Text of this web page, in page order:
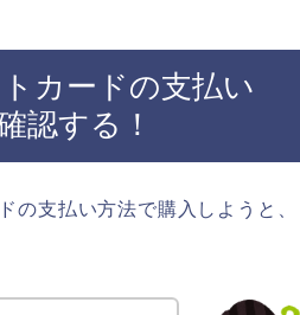
カードの支払い
認する！
の支払い方法で購入しようと、